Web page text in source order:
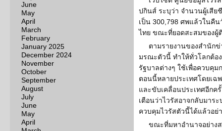
June
May
April
March
February
January 2025
December 2024
November
October
September
August
July
June
May
April
ปกินส์ ระบุว่า จำนวนผู้เสีย
เป็น 300,798 ศพแล้วในคื
ไทย ขณะที่ยอดสะสมของผู้
ตามรายงานของสำนักข่
มรณะตัวนี้ ทำให้ทั่วโลกต้อ
รัฐบาลต่างๆ ใช้เพื่อควบคุม
ตอนนี้หลายประเทศโดยเฉ
และขับเคลื่อนประเทศอีก
เตือนว่าไวรัสอาจกลับมาร
ควบคุมไวรัสตัวนี้ได้แล้วอย่
ขณะที่มหาอำนาจอย่าง